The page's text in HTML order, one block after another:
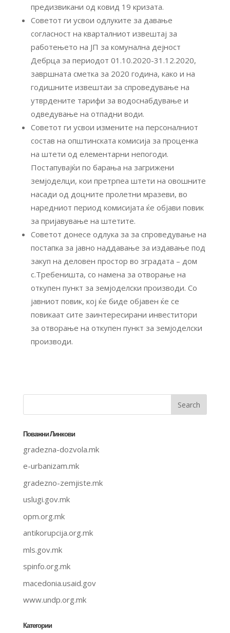
предизвикани од ковид 19 кризата.
Советот ги усвои одлуките за давање
согласност на кварталниот извештај за
работењето на ЈП за комунална дејност
Дебрца за периодот 01.10.2020-31.12.2020,
завршната сметка за 2020 година, како и на
годишните извештаи за спроведување на
утврдените тарифи за водоснабдување и
одведување на отпадни води.
Советот ги усвои измените на персоналниот
состав на општинската комисија за проценка
на штети од елементарни непогоди.
Постапувајќи по барања на загрижени
земјоделци, кои претрпеа штети на овошните
насади од доцните пролетни мразеви, во
наредниот период комисијата ќе објави повик
за пријавување на штетите.
Советот донесе одлука за за спроведување на
постапка за јавно наддавање за издавање под
закуп на деловен простор во зградата – дом
с.Требеништа, со намена за отворање на
откупен пункт за земјоделски производи. Со
јавниот повик, кој ќе биде објавен ќе се
повикаат сите заинтересирани инвеститори
за отворање на откупен пункт за земјоделски
производи.
Поважни Линкови
gradezna-dozvola.mk
e-urbanizam.mk
gradezno-zemjiste.mk
uslugi.gov.mk
opm.org.mk
antikorupcija.org.mk
mls.gov.mk
spinfo.org.mk
macedonia.usaid.gov
www.undp.org.mk
Категории